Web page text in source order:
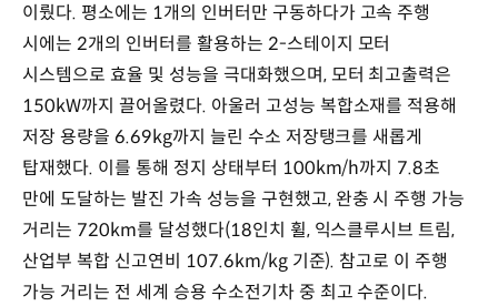
이뤘다. 평소에는 1개의 인버터만 구동하다가 고속 주행
시에는 2개의 인버터를 활용하는 2-스테이지 모터
시스템으로 효율 및 성능을 극대화했으며, 모터 최고출력은
150kW까지 끌어올렸다. 아울러 고성능 복합소재를 적용해
저장 용량을 6.69kg까지 늘린 수소 저장탱크를 새롭게
탑재했다. 이를 통해 정지 상태부터 100km/h까지 7.8초
만에 도달하는 발진 가속 성능을 구현했고, 완충 시 주행 가능
거리는 720km를 달성했다(18인치 휠, 익스클루시브 트림,
산업부 복합 신고연비 107.6km/kg 기준). 참고로 이 주행
가능 거리는 전 세계 승용 수소전기차 중 최고 수준이다.